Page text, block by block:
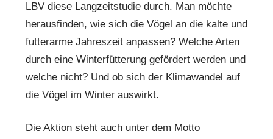
LBV diese Langzeitstudie durch. Man möchte
herausfinden, wie sich die Vögel an die kalte und
futterarme Jahreszeit anpassen? Welche Arten
durch eine Winterfütterung gefördert werden und
welche nicht? Und ob sich der Klimawandel auf
die Vögel im Winter auswirkt.
Die Aktion steht auch unter dem Motto